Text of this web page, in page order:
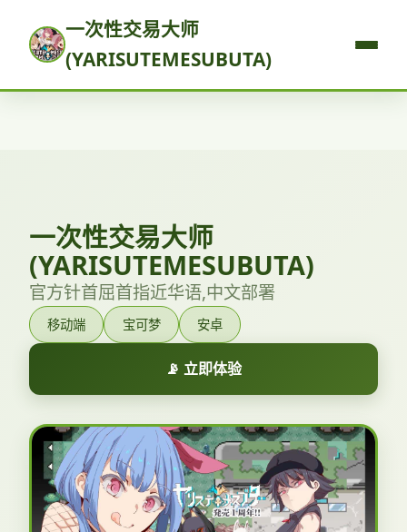
一次性交易大师
(YARISUTEMESUBUTA)
一次性交易大师
(YARISUTEMESUBUTA)
官方针首屈首指近华语,中文部署
移动端 宝可梦 安卓
📡 立即体验